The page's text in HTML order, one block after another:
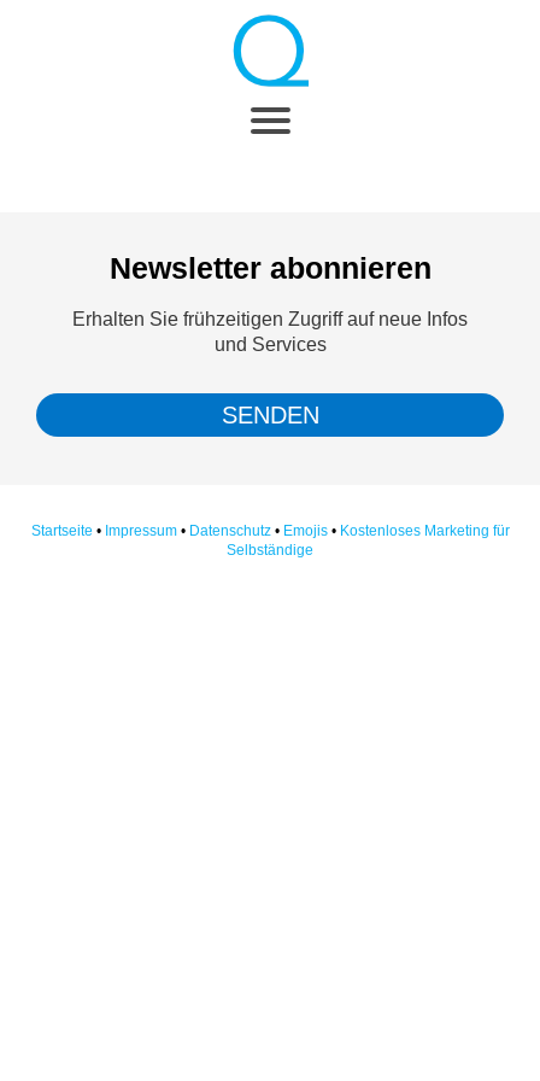
Newsletter abonnieren
Erhalten Sie frühzeitigen Zugriff auf neue Infos
und Services
SENDEN
Startseite • Impressum• Datenschutz• Emojis• Kostenloses Marketing für
Selbständige